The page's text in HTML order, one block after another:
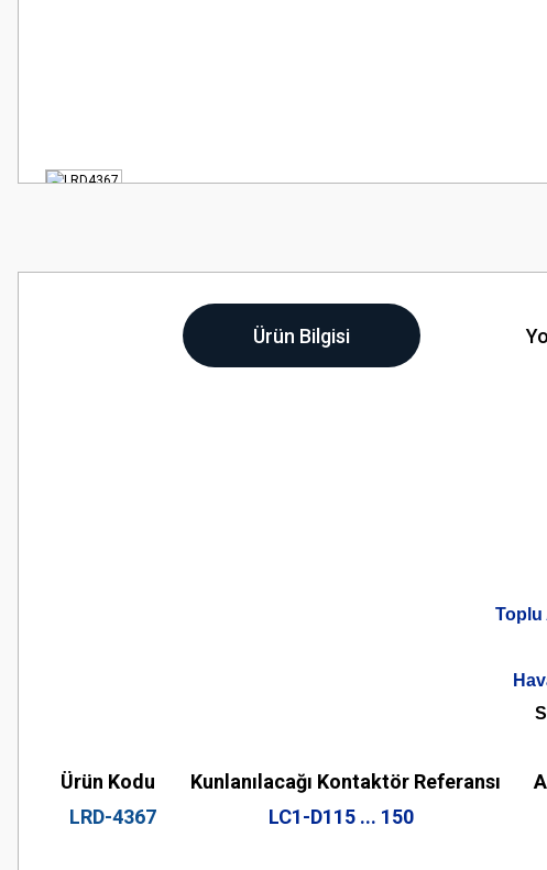
Ürün Bilgisi
Toplu
Ürün Kodu Kunlanılacağı Kontaktör Referansı
LRD-4367
LC1-D115 ... 150